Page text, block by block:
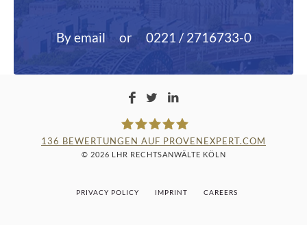
By email or 0221 / 2716733-0
136 BEWERTUNGEN AUF PROVENEXPERT.COM
© 2026 LHR RECHTSANWÄLTE KÖLN
PRIVACY POLICY IMPRINT CAREERS